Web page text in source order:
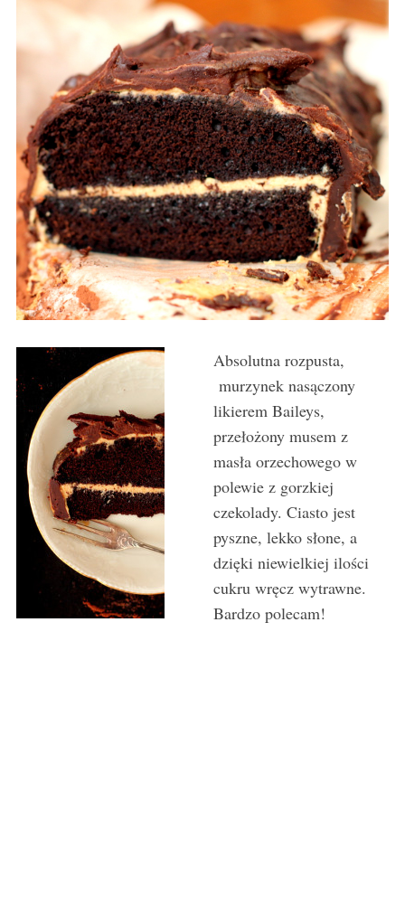
Absolutna rozpusta,
murzynek nasączony
likierem Baileys,
przełożony musem z
masła orzechowego w
polewie z gorzkiej
czekolady. Ciasto jest
pyszne, lekko słone, a
dzięki niewielkiej ilości
cukru wręcz wytrawne.
Bardzo polecam!